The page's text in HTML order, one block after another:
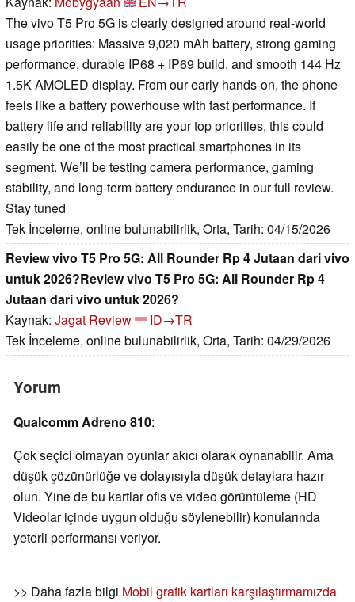
The vivo T5 Pro 5G is clearly designed around real-world
usage priorities: Massive 9,020 mAh battery, strong gaming
performance, durable IP68 + IP69 build, and smooth 144 Hz
1.5K AMOLED display. From our early hands-on, the phone
feels like a battery powerhouse with fast performance. If
battery life and reliability are your top priorities, this could
easily be one of the most practical smartphones in its
segment. We’ll be testing camera performance, gaming
stability, and long-term battery endurance in our full review.
Stay tuned
Tek İnceleme, online bulunabilirlik, Orta, Tarih: 04/15/2026
Review vivo T5 Pro 5G: All Rounder Rp 4 Jutaan dari vivo
untuk 2026?Review vivo T5 Pro 5G: All Rounder Rp 4
Jutaan dari vivo untuk 2026?
Kaynak: Jagat Review
ID→TR
Tek İnceleme, online bulunabilirlik, Orta, Tarih: 04/29/2026
Yorum
Qualcomm Adreno 810:
Çok seçici olmayan oyunlar akıcı olarak oynanabilir. Ama
düşük çözünürlüğe ve dolayısıyla düşük detaylara hazır
olun. Yine de bu kartlar ofis ve video görüntüleme (HD
Videolar içinde uygun olduğu söylenebilir) konularında
yeterli performansı veriyor.
>> Daha fazla bilgi Mobil grafik kartları karşılaştırmamızda